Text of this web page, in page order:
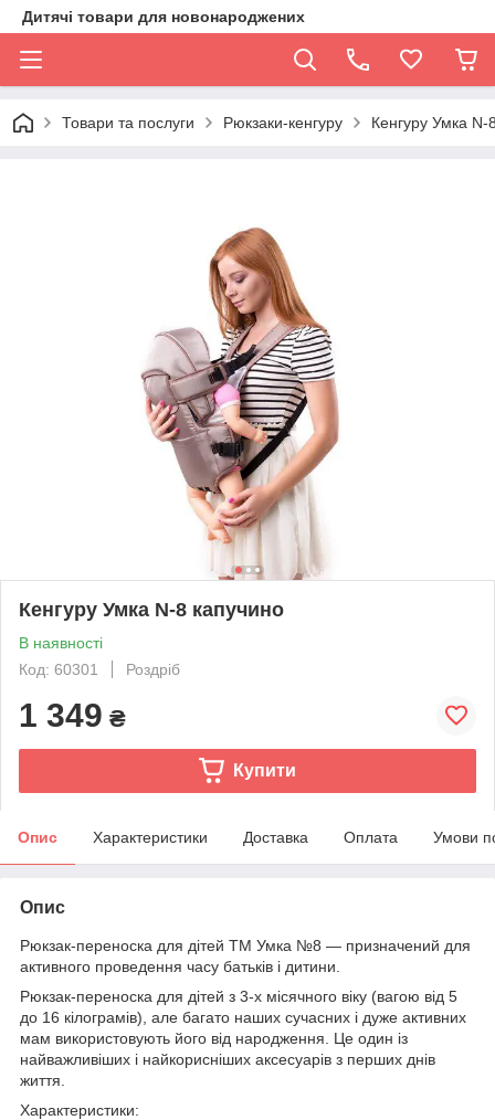
Дитячі товари для новонароджених
Товари та послуги Рюкзаки-кенгуру Кенгуру Умка N-
Кенгуру Умка N-8 капучино
В наявності
Код: 60301
Роздріб
1 349 ₴
Купити
Опис Характеристики Доставка Оплата Умови
Опис
Рюкзак-переноска для дітей ТМ Умка №8 — призначений для
активного проведення часу батьків і дитини.
Рюкзак-переноска для дітей з 3-х місячного віку (вагою від 5
до 16 кілограмів), але багато наших сучасних і дуже активних
мам використовують його від народження. Це один із
найважливіших і найкорисніших аксесуарів з перших днів
життя.
Характеристики: